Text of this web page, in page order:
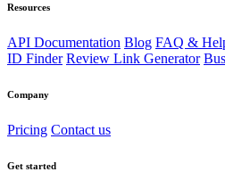
Resources
API Documentation Blog FAQ &
ID Finder Review Link Generator
Company
Pricing Contact us
Get started